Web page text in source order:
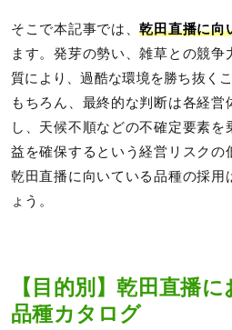
そこで本記事では、乾田直播に向
ます。発芽の勢い、雑草との競
質により、過酷な環境を勝ち抜く
もちろん、最終的な判断は各経
し、天候不順などの不確定要素を
益を確保するという経営リスクの
乾田直播に向いている品種の採用
ょう。
【目的別】乾田直播
品種カタログ